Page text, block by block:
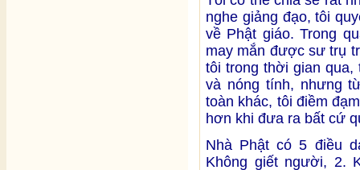
nghe giảng đạo, tôi
về Phật giáo. Trong
may mắn được sư trụ
tôi trong thời gian
và nóng tính, nhưng
toàn khác, tôi điềm
hơn khi đưa ra bất cứ
Nhà Phật có 5 điều
Không giết người, 2.